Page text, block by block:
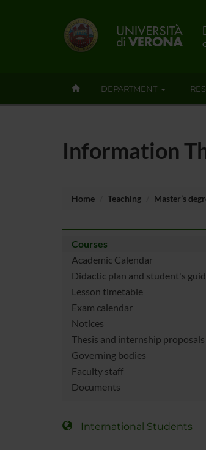
DEPARTMENT
Information
Home Teaching Master’s
Courses
Academic Calendar
Didactic plan and student's
Lesson timetable
Exam calendar
Notices
Thesis and internship proposals
Governing bodies
Faculty staff
Documents
International Students